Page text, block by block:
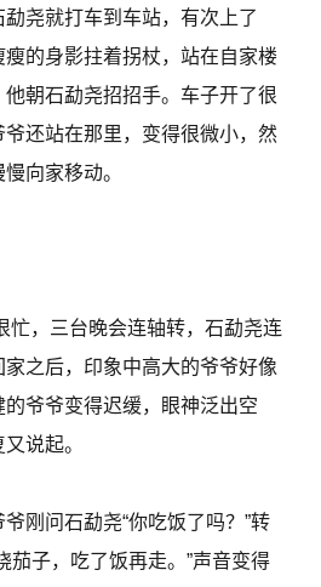
尧就打车到车站，有次上了
的身影拄着拐杖，站在自家楼
朝石勐尧招招手。车子开了很
还站在那里，变得很微小，然
向家移动。
，三台晚会连轴转，石勐尧连
之后，印象中高大的爷爷好像
爷爷变得迟缓，眼神泛出空
说起。
问石勐尧“你吃饭了吗？”转
茄子，吃了饭再走。”声音变得